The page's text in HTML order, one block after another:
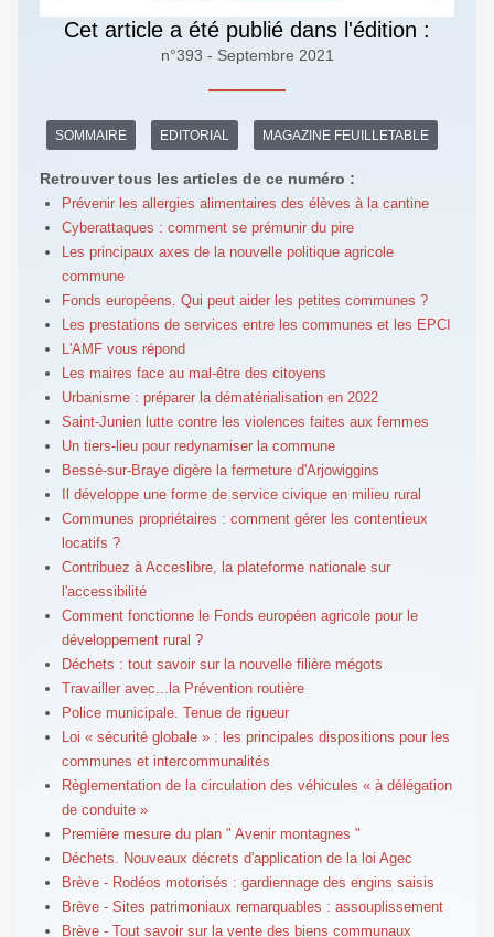
Cet article a été publié dans l'édition :
n°393 - Septembre 2021
SOMMAIRE EDITORIAL MAGAZINE FEUILLETABLE
Retrouver tous les articles de ce numéro :
Prévenir les allergies alimentaires des élèves à la cantine
Cyberattaques : comment se prémunir du pire
Les principaux axes de la nouvelle politique agricole
commune
Fonds européens. Qui peut aider les petites communes ?
Les prestations de services entre les communes et les EPCI
L'AMF vous répond
Les maires face au mal-être des citoyens
Urbanisme : préparer la dématérialisation en 2022
Saint-Junien lutte contre les violences faites aux femmes
Un tiers-lieu pour redynamiser la commune
Bessé-sur-Braye digère la fermeture d'Arjowiggins
Il développe une forme de service civique en milieu rural
Communes propriétaires : comment gérer les contentieux
locatifs ?
Contribuez à Acceslibre, la plateforme nationale sur
l'accessibilité
Comment fonctionne le Fonds européen agricole pour le
développement rural ?
Déchets : tout savoir sur la nouvelle filière mégots
Travailler avec...la Prévention routière
Police municipale. Tenue de rigueur
Loi « sécurité globale » : les principales dispositions pour les
communes et intercommunalités
Règlementation de la circulation des véhicules « à délégation
de conduite »
Première mesure du plan " Avenir montagnes "
Déchets. Nouveaux décrets d'application de la loi Agec
Brève - Rodéos motorisés : gardiennage des engins saisis
Brève - Sites patrimoniaux remarquables : assouplissement
Brève - Tout savoir sur la vente des biens communaux